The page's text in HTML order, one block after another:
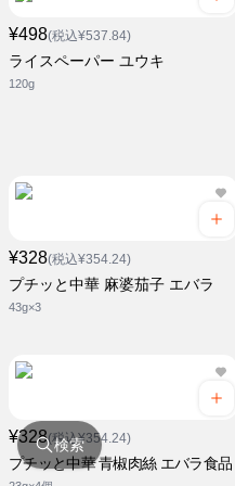
¥498(税込¥537.84)
ライスペーパー ユウキ
120g
¥328(税込¥354.24)
プチッと中華 麻婆茄子 エバラ
43g×3
¥328(税込¥354.24)
プチッと中華 青椒肉絲 エバラ食品
検索